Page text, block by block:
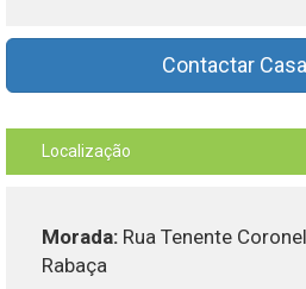
Contactar
Localização
Morada: Rua Tenente
Rabaça